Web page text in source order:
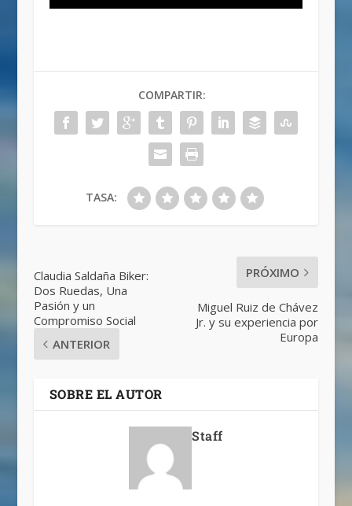
COMPARTIR:
TASA:
Claudia Saldaña Biker:
Dos Ruedas, Una
Pasión y un
Compromiso Social
ANTERIOR
PRÓXIMO
Miguel Ruiz de Chávez
Jr. y su experiencia por
Europa
SOBRE EL AUTOR
Staff